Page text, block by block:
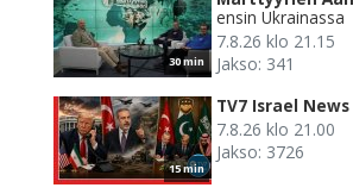
30 min
ensin Ukrainassa
7.8.26 klo 21.15
Jakso: 341
15 min
TV7 Israel News
7.8.26 klo 21.00
Jakso: 3726